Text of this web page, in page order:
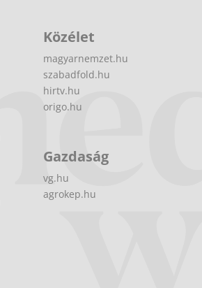
Közélet
magyarnemzet.hu
szabadfold.hu
hirtv.hu
origo.hu
Gazdaság
vg.hu
agrokep.hu